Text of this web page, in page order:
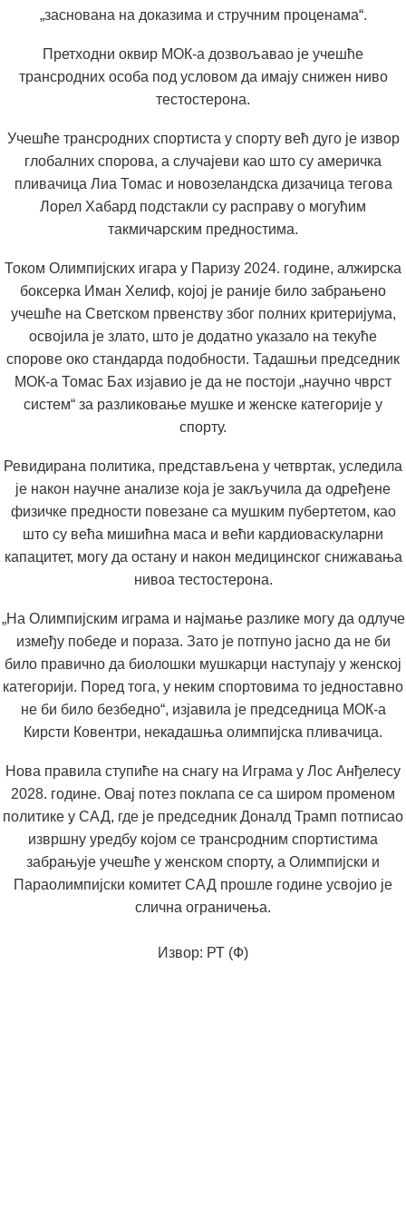
„заснована на доказима и стручним проценама“.
Претходни оквир МОК-а дозвољавао је учешће
трансродних особа под условом да имају снижен ниво
тестостерона.
Учешће трансродних спортиста у спорту већ дуго је извор
глобалних спорова, а случајеви као што су америчка
пливачица Лиа Томас и новозеландска дизачица тегова
Лорел Хабард подстакли су расправу о могућим
такмичарским предностима.
Током Олимпијских игара у Паризу 2024. године, алжирска
боксерка Иман Хелиф, којој је раније било забрањено
учешће на Светском првенству због полних критеријума,
освојила је злато, што је додатно указало на текуће
спорове око стандарда подобности. Тадашњи председник
МОК-а Томас Бах изјавио је да не постоји „научно чврст
систем“ за разликовање мушке и женске категорије у
спорту.
Ревидирана политика, представљена у четвртак, уследила
је након научне анализе која је закључила да одређене
физичке предности повезане са мушким пубертетом, као
што су већа мишићна маса и већи кардиоваскуларни
капацитет, могу да остану и након медицинског снижавања
нивоа тестостерона.
„На Олимпијским играма и најмање разлике могу да одлуче
између победе и пораза. Зато је потпуно јасно да не би
било правично да биолошки мушкарци наступају у женској
категорији. Поред тога, у неким спортовима то једноставно
не би било безбедно“, изјавила је председница МОК-а
Кирсти Ковентри, некадашња олимпијска пливачица.
Нова правила ступиће на снагу на Играма у Лос Анђелесу
2028. године. Овај потез поклапа се са широм променом
политике у САД, где је председник Доналд Трамп потписао
извршну уредбу којом се трансродним спортистима
забрањује учешће у женском спорту, а Олимпијски и
Параолимпијски комитет САД прошле године усвојио је
слична ограничења.
Извор: РТ (Ф)